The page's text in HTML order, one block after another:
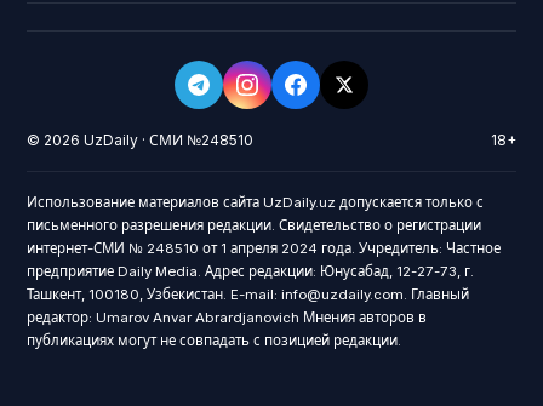
© 2026 UzDaily · СМИ №248510 18+
Использование материалов сайта UzDaily.uz допускается только с
письменного разрешения редакции. Свидетельство о регистрации
интернет-СМИ № 248510 от 1 апреля 2024 года. Учредитель: Частное
предприятие Daily Media. Адрес редакции: Юнусабад, 12-27-73, г.
Ташкент, 100180, Узбекистан. E-mail: info@uzdaily.com. Главный
редактор: Umarov Anvar Abrardjanovich Мнения авторов в
публикациях могут не совпадать с позицией редакции.